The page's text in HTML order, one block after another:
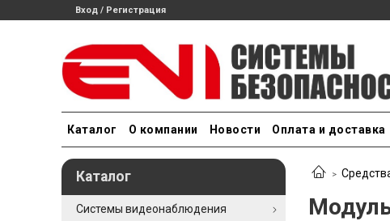
Вход / Регистрация
Каталог О компании Новости Оплата и доставка
Каталог
Системы видеонаблюдения